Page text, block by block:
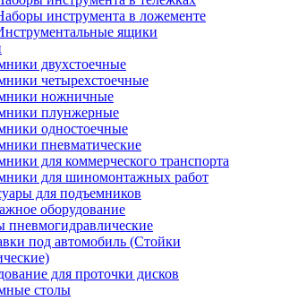
инструмента в ложементе
ящики
двухстоечные
четырехстоечные
ножничные
плунжерные
одностоечные
пневматические
для коммерческого транспорта
для шиномонтажных работ
для подъемников
оборудование
пневмогидравлические
под автомобиль (Стойки
для проточки дисков
столы